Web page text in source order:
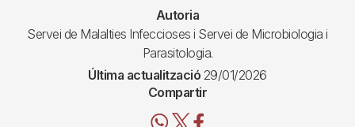
Autoria
Servei de Malalties Infeccioses i Servei de Microbiologia i
Parasitologia.
Última actualització 29/01/2026
Compartir